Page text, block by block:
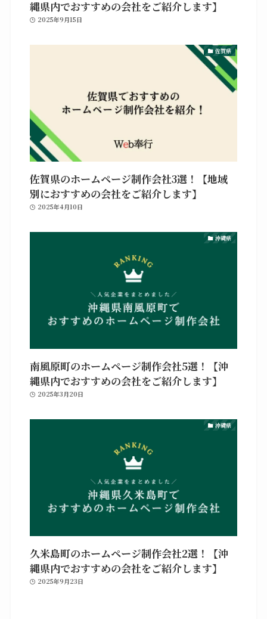
縄県内でおすすめの会社をご紹介します】
2025年9月15日
佐賀県
佐賀県のホームページ制作会社3選！【地域
別におすすめの会社をご紹介します】
2025年4月10日
沖縄県
南風原町のホームページ制作会社5選！【沖
縄県内でおすすめの会社をご紹介します】
2025年3月20日
沖縄県
久米島町のホームページ制作会社2選！【沖
縄県内でおすすめの会社をご紹介します】
2025年9月23日